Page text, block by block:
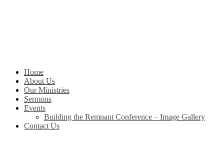
Home
About Us
Our Ministries
Sermons
Events
Building the Remnant Conference – Image Gallery
Contact Us